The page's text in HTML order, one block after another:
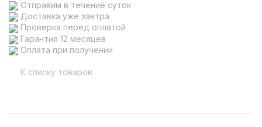
Отправим в течение суток
Доставка уже завтра
Проверка перед оплатой
Гарантия 12 месяцев
Оплата при получении
К списку товаров